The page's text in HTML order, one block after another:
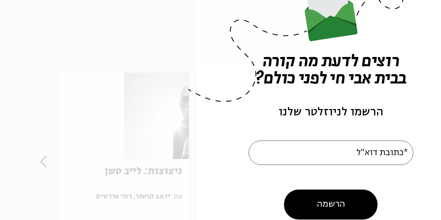
אירועים נוספים בסדרה
עם:
ניצוצות: לייב סשן
עם:
רוצים לדעת מה קורה
בבית אבי חי לפני כולם?
הרשמו לניוזלטר שלנו
*כתובת דוא"ל
הרשמה